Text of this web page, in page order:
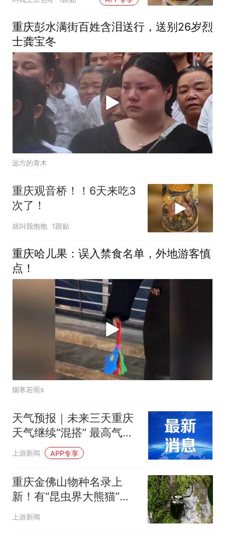
重庆彭水满街百姓含泪送行，送别26岁烈
士龚宝冬
远方的青木
重庆观音桥！！6天来吃3
次了！
就叫我饱饱 1跟贴
重庆哈儿果：误入禁食名单，外地游客慎
点！
烟寒若雨s
天气预报｜未来三天重庆
天气继续“混搭” 最高气温
将逐日上升
上游新闻 APP专享
重庆金佛山物种名录上
新！有“昆虫界大熊猫”之
称的阳彩臂金龟首次被记
上游新闻